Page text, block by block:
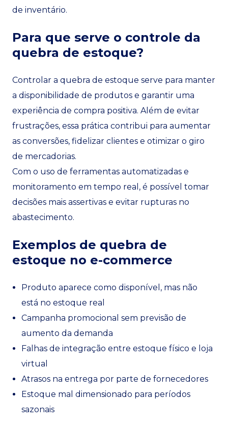
de inventário.
Para que serve o controle da
quebra de estoque?
Controlar a quebra de estoque serve para manter
a disponibilidade de produtos e garantir uma
experiência de compra positiva. Além de evitar
frustrações, essa prática contribui para aumentar
as conversões, fidelizar clientes e otimizar o giro
de mercadorias.
Com o uso de ferramentas automatizadas e
monitoramento em tempo real, é possível tomar
decisões mais assertivas e evitar rupturas no
abastecimento.
Exemplos de quebra de
estoque no e-commerce
Produto aparece como disponível, mas não
está no estoque real
Campanha promocional sem previsão de
aumento da demanda
Falhas de integração entre estoque físico e loja
virtual
Atrasos na entrega por parte de fornecedores
Estoque mal dimensionado para períodos
sazonais